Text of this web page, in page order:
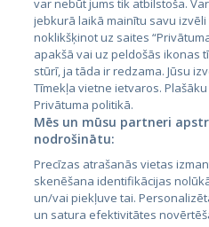
City24.lv
City24.ee
GetaPro.lv
GetaPro.ee
var nebūt jums tik atbilstoša.
jebkurā laikā mainītu savu
noklikšķinot uz saites
apakšā vai uz peldošās ikonas
stūrī, ja tāda ir redzama. Jūsu
Tīmekļa vietne ietvaros.
Privātuma politikā.
Mēs un mūsu partneri
nodrošinātu:
Precīzas atrašanās vietas
skenēšana identifikācijas
un/vai piekļuve tai.
un satura efektivitātes